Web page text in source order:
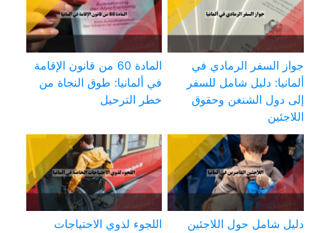
جواز السفر الرمادي في
ألمانيا: دليل شامل للسفر
إلى دول الشنغن وحقوق
اللاجئين
المادة 60 من قانون الإقامة
في ألمانيا: طوق النجاة من
خطر الترحيل
دليل شامل حول اللاجئين
اللجوء لذوي الاحتياجات